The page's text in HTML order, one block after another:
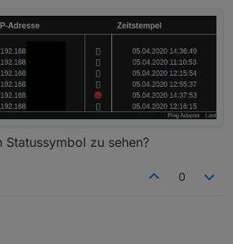
Statussymbol zu sehen?
0